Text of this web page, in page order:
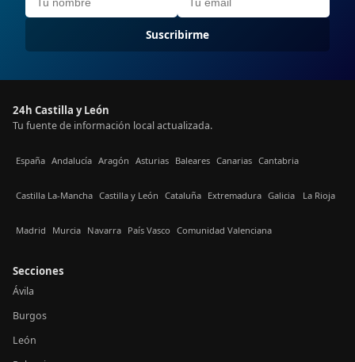
Suscribirme
24h Castilla y León
Tu fuente de información local actualizada.
España Andalucía Aragón Asturias Baleares Canarias Cantabria
Castilla La-Mancha Castilla y León Cataluña Extremadura Galicia La Rioja
Madrid Murcia Navarra País Vasco Comunidad Valenciana
Secciones
Ávila
Burgos
León